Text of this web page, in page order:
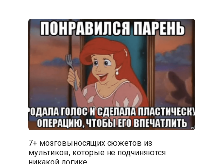
7+ мозговыносящих сюжетов из
мультиков, которые не подчиняются
никакой логике